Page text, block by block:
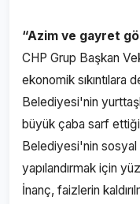
“Azim ve gayret
CHP Grup Başkan
ekonomik
Belediyesi'nin
büyük çaba sarf
Belediyesi'nin sosyal
yapılandırmak için
İnanç, faizlerin